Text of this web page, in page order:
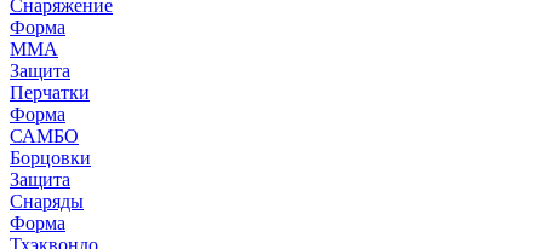
Снаряжение
Форма
ММА
Защита
Перчатки
Форма
САМБО
Борцовки
Защита
Снаряды
Форма
Тхэквондо